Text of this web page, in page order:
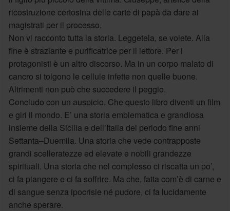
ricostruzione certosina delle carte di papà da dare ai
magistrati per il processo.
Non vi racconto tutta la storia. Leggetela, se volete. Alla
fine è straziante e purificatrice per il lettore. Per i
protagonisti è un altro discorso. Ma in un corpo malato di
cancro si tolgono le cellule infette non quelle buone.
Altrimenti non può che succedere il peggio.
Concludo con un auspicio. Che questo libro diventi un film
e giri il mondo. E’ una storia emblematica e grandiosa
insieme della Sicilia e dell’Italia del periodo fine anni
Settanta–Duemila. Una storia che vede contrapposte
grandi scelleratezze ed elevate e nobili grandezze
spirituali. Una storia che nel complesso ci riscatta un po’,
ci fa piangere e ci fa soffrire. Ma che, fatta com’è di carne e
di sangue senza ipocrisie né pudore, ci fa lucidamente
anche sperare.